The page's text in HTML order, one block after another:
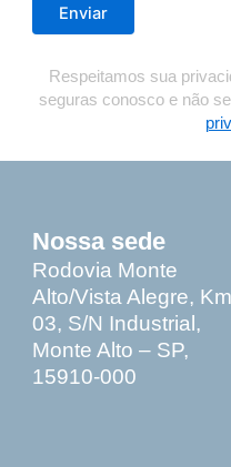
Enviar
Respeitamos sua
seguras conosco e não
Nossa sede
Rodovia Monte
Alto/Vista Alegre, Km
03, S/N Industrial,
Monte Alto – SP,
15910-000